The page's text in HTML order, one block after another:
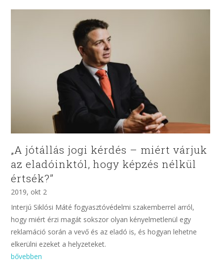
„A jótállás jogi kérdés – miért várjuk
az eladóinktól, hogy képzés nélkül
értsék?”
2019, okt 2
Interjú Siklósi Máté fogyasztóvédelmi szakemberrel arról,
hogy miért érzi magát sokszor olyan kényelmetlenül egy
reklamáció során a vevő és az eladó is, és hogyan lehetne
elkerülni ezeket a helyzeteket.
bővebben